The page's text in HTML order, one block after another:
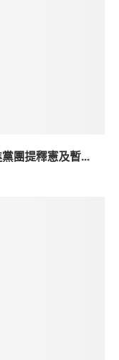
團提釋憲及暫...